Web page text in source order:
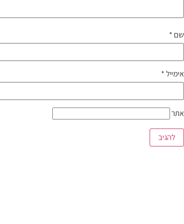
שם*
אימייל*
אתר